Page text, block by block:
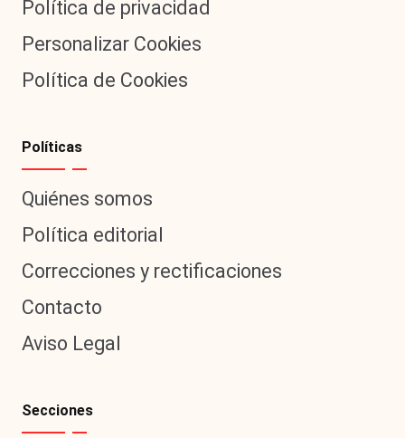
Política de privacidad
Personalizar Cookies
Política de Cookies
Políticas
Quiénes somos
Política editorial
Correcciones y rectificaciones
Contacto
Aviso Legal
Secciones